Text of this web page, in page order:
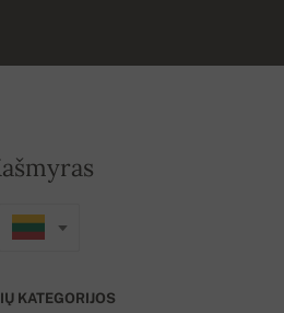
KATEGORIJOS